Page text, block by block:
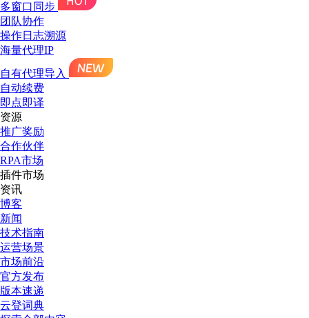
多窗口同步
团队协作
操作日志溯源
海量代理IP
自有代理导入
自动续费
即点即译
资源
推广奖励
合作伙伴
RPA市场
插件市场
资讯
博客
新闻
技术指南
运营场景
市场前沿
官方发布
版本速递
云登词典